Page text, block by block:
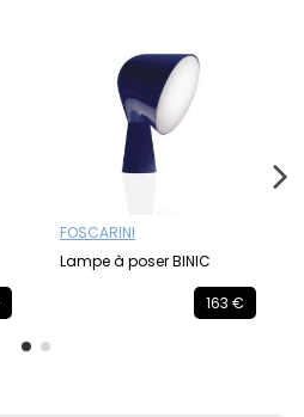
FOSCARINI
Lampe à poser BINIC
163 €